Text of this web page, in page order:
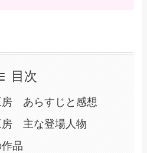
目次
房 あらすじと感想
房 主な登場人物
品